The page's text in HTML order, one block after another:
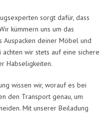
sorgt dafür, dass
kümmern uns um das
Auspacken deiner Möbel und
wir stets auf eine sichere
Habseligkeiten.
wissen wir, worauf es bei
den Transport genau, um
Mit unserer Beiladung